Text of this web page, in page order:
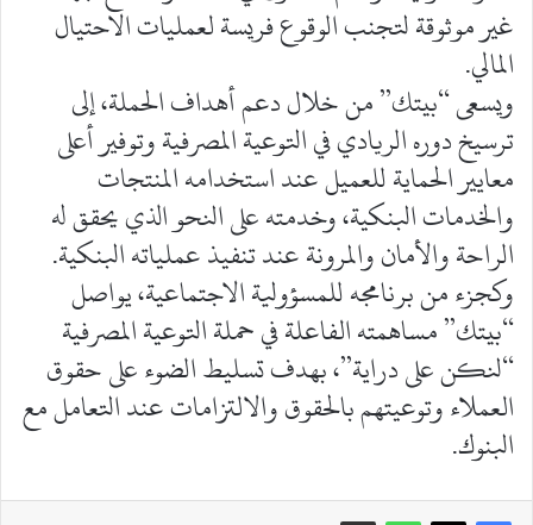
غير موثوقة لتجنب الوقوع فريسة لعمليات الاحتيال
المالي.
ويسعى “بيتك” من خلال دعم أهداف الحملة، إلى
ترسيخ دوره الريادي في التوعية المصرفية وتوفير أعلى
معايير الحماية للعميل عند استخدامه المنتجات
والخدمات البنكية، وخدمته على النحو الذي يحقق له
الراحة والأمان والمرونة عند تنفيذ عملياته البنكية.
وكجزء من برنامجه للمسؤولية الاجتماعية، يواصل
“بيتك” مساهمته الفاعلة في حملة التوعية المصرفية
“لنكن على دراية”، بهدف تسليط الضوء على حقوق
العملاء وتوعيتهم بالحقوق والالتزامات عند التعامل مع
البنوك.